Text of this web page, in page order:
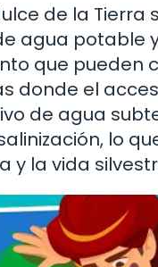
de la Tierra
agua potable
que pueden
donde el
de agua
lo
y la vida